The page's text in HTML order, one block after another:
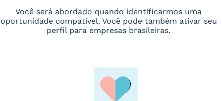
Você será abordado quando identificarmos uma
oportunidade compatível. Você pode também ativar seu
perfil para empresas brasileiras.